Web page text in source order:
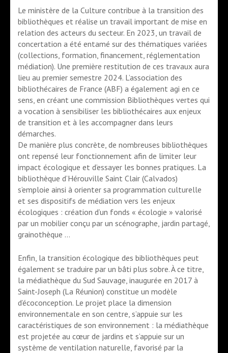
Le ministère de la Culture contribue à la transition des
bibliothèques et réalise un travail important de mise en
relation des acteurs du secteur. En 2023, un travail de
concertation a été entamé sur des thématiques variées
(collections, formation, financement, réglementation
médiation). Une première restitution de ces travaux aura
lieu au premier semestre 2024. L’association des
bibliothécaires de France (ABF) a également agi en ce
sens, en créant une commission Bibliothèques vertes qui
a vocation à sensibiliser les bibliothécaires aux enjeux
de transition et à les accompagner dans leurs
démarches.
De manière plus concrète, de nombreuses bibliothèques
ont repensé leur fonctionnement afin de limiter leur
impact écologique et d’essayer les bonnes pratiques. La
bibliothèque d’Hérouville Saint Clair (Calvados)
s’emploie ainsi à orienter sa programmation culturelle
et ses dispositifs de médiation vers les enjeux
écologiques : création d’un fonds « écologie » valorisé
par un mobilier conçu par un scénographe, jardin partagé,
grainothèque …
Enfin, la transition écologique des bibliothèques peut
également se traduire par un bâti plus sobre. À ce titre,
la médiathèque du Sud Sauvage, inaugurée en 2017 à
Saint-Joseph (La Réunion) constitue un modèle
d’écoconception. Le projet place la dimension
environnementale en son centre, s’appuie sur les
caractéristiques de son environnement : la médiathèque
est projetée au cœur de jardins et s’appuie sur un
système de ventilation naturelle, favorisé par la